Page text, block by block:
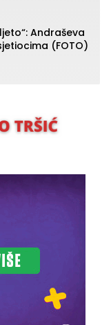
Andraševa
(FOTO)